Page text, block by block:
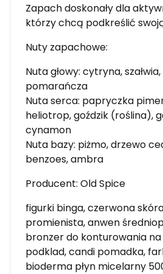
Zapach doskonały dla
którzy chcą podkreślić
Nuty zapachowe:
Nuta głowy: cytryna,
pomarańcza
Nuta serca: papryczka
heliotrop, goździk (roślina),
cynamon
Nuta bazy: piżmo, drzewo
benzoes, ambra
Producent: Old Spice
figurki binga, czerwona
promienista, anwen
bronzer do konturowania
podklad, candi pomadka,
bioderma płyn micelarny